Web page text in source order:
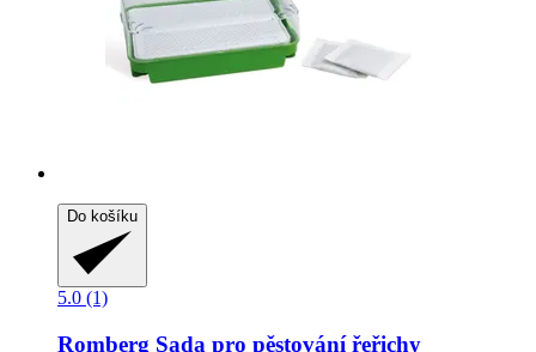
Do košíku
5.0 (1)
Romberg Sada pro pěstování řeřichy